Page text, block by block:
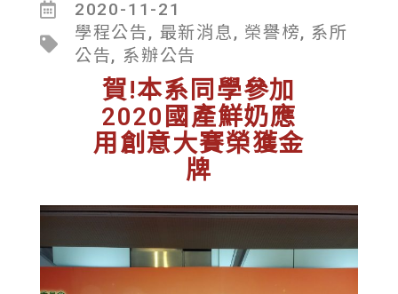
2020-11-21
學程公告, 最新消息, 榮譽榜, 系所
公告, 系辦公告
賀!本系同學參加
2020國產鮮奶應
用創意大賽榮獲金
牌